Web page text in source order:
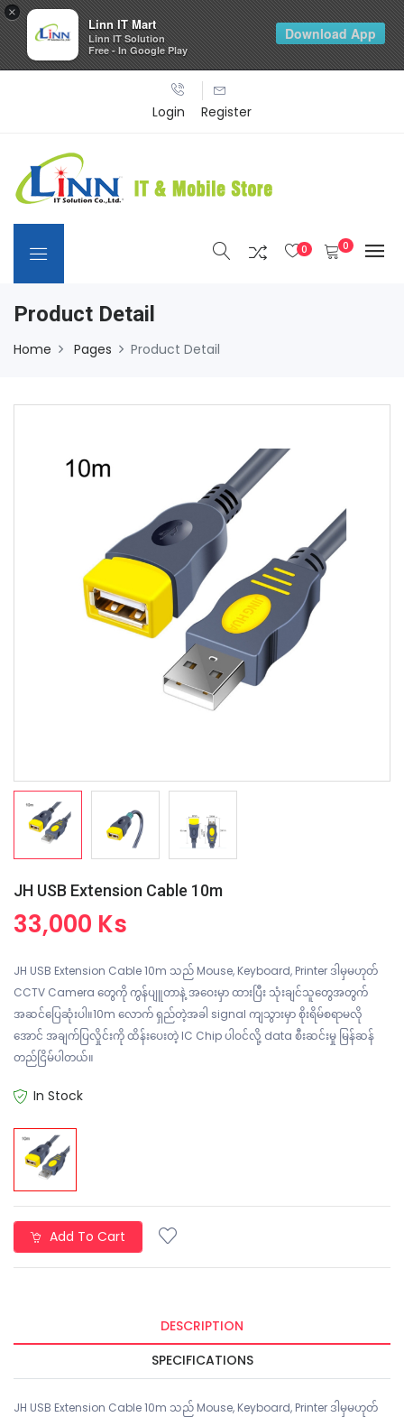
Login Register
0 0
Product Detail
Home Pages Product Detail
JH USB Extension Cable 10m
33,000 Ks
JH USB Extension Cable 10m သည် Mouse, Keyboard, Printer ဒါမှမဟုတ်
CCTV Camera တွေကို ကွန်ပျူတာနဲ့ အဝေးမှာ ထားပြီး သုံးချင်သူတွေအတွက်
အဆင်ပြေဆုံးပါ။10m လောက် ရှည်တဲ့အခါ signal ကျသွားမှာ စိုးရိမ်စရာမလို
အောင် အချက်ပြလှိုင်းကို ထိန်းပေးတဲ့ IC Chip ပါဝင်လို့ data စီးဆင်းမှု မြန်ဆန်
တည်ငြိမ်ပါတယ်။
In Stock
Add To Cart
DESCRIPTION
SPECIFICATIONS
JH USB Extension Cable 10m သည် Mouse, Keyboard, Printer ဒါမှမဟုတ်
×
Linn IT Mart
Linn IT Solution
Free - In Google Play
Download App